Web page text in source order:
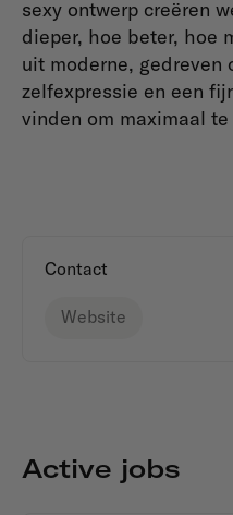
sexy ontwerp creëren
dieper, hoe beter, hoe
uit moderne, gedreven
zelfexpressie en een
vinden om maximaal
Contact
Website
Active jobs